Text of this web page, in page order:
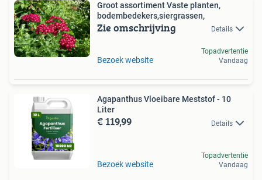
Groot assortiment Vaste planten,
bodembedekers,siergrassen,
Zie omschrijving Details
Bezoek website
Topadvertentie
Vandaag
Agapanthus Vloeibare Meststof - 10
Liter
€ 119,99 Details
Bezoek website
Topadvertentie
Vandaag